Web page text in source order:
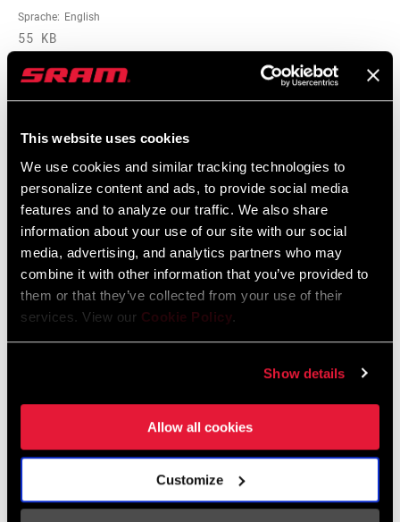
This website uses cookies
We use cookies and similar tracking technologies to
personalize content and ads, to provide social media
features and to analyze our traffic. We also share
information about your use of our site with our social
media, advertising, and analytics partners who may
combine it with other information that you’ve provided to
them or that they’ve collected from your use of their
services. View our Cookie Policy.
Show details
Allow all cookies
Customize
Sprache: English
55 KB
5 MB
Ersatzteilkatalog
2025 RockShox Spare Part Catalog
Sprache: English
89 MB